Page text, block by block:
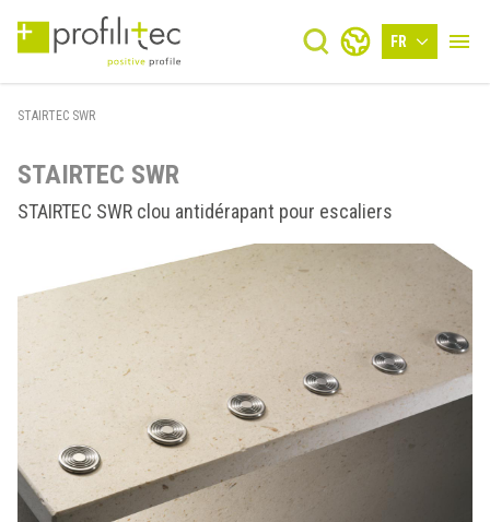
FR
STAIRTEC SWR
STAIRTEC SWR
STAIRTEC SWR clou antidérapant pour escaliers